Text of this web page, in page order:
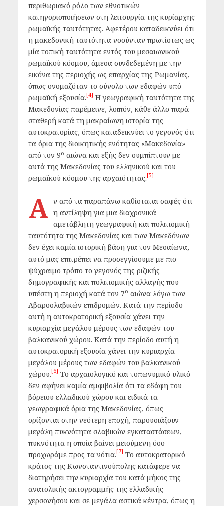
περιθωριακό ρόλο των εθνοτικών
κατηγοριοποιήσεων στη λειτουργία της κυρίαρχης
ρωμαϊκής ταυτότητας. Αφετέρου καταδεικνύει ότι
η μακεδονική ταυτότητα νοούνταν πρωτίστως ως
μία τοπική ταυτότητα εντός του μεσαιωνικού
ρωμαϊκού κόσμου, άμεσα συνδεδεμένη με την
εικόνα της περιοχής ως επαρχίας της Ρωμανίας,
όπως ονομαζόταν το σύνολο των εδαφών υπό
ρωμαϊκή εξουσία.[4] Η γεωγραφική ταυτότητα της
Μακεδονίας παρέμεινε, λοιπόν, κάθε άλλο παρά
σταθερή κατά τη μακραίωνη ιστορία της
αυτοκρατορίας, όπως καταδεικνύει το γεγονός ότι
τα όρια της διοικητικής ενότητας «Μακεδονία»
από τον 9ο αιώνα και εξής δεν συμπίπτουν με
αυτά της Μακεδονίας του ελληνικού και του
ρωμαϊκού κόσμου της αρχαιότητας.[5]
Α ν από τα παραπάνω καθίσταται σαφές ότι
η αντίληψη για μια διαχρονικά
αμετάβλητη γεωγραφική και πολιτισμική
ταυτότητα της Μακεδονίας και των Μακεδόνων
δεν έχει καμία ιστορική βάση για τον Μεσαίωνα,
αυτό μας επιτρέπει να προσεγγίσουμε με πιο
ψύχραιμο τρόπο το γεγονός της ριζικής
δημογραφικής και πολιτισμικής αλλαγής που
υπέστη η περιοχή κατά τον 7ο αιώνα λόγω των
Αβαροσλαβικών επιδρομών. Κατά την περίοδο
αυτή η αυτοκρατορική εξουσία χάνει την
κυριαρχία μεγάλου μέρους των εδαφών του
βαλκανικού χώρου. Κατά την περίοδο αυτή η
αυτοκρατορική εξουσία χάνει την κυριαρχία
μεγάλου μέρους των εδαφών του βαλκανικού
χώρου.[6] Το αρχαιολογικό και τοπωνυμικό υλικό
δεν αφήνει καμία αμφιβολία ότι τα εδάφη του
βόρειου ελλαδικού χώρου και ειδικά τα
γεωγραφικά όρια της Μακεδονίας, όπως
ορίζονται στην νεότερη εποχή, παρουσιάζουν
μεγάλη πυκνότητα σλαβικών εγκαταστάσεων,
πυκνότητα η οποία βαίνει μειούμενη όσο
προχωράμε προς τα νότια.[7] Το αυτοκρατορικό
κράτος της Κωνσταντινούπολης κατάφερε να
διατηρήσει την κυριαρχία του κατά μήκος της
ανατολικής ακτογραμμής της ελλαδικής
χερσονήσου και σε μεγάλα αστικά κέντρα, όπως η